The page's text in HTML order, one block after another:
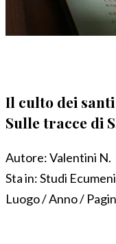
Il culto dei
Sulle tracce di
Autore:Valentini N.
Sta in:Studi
Luogo / Anno /